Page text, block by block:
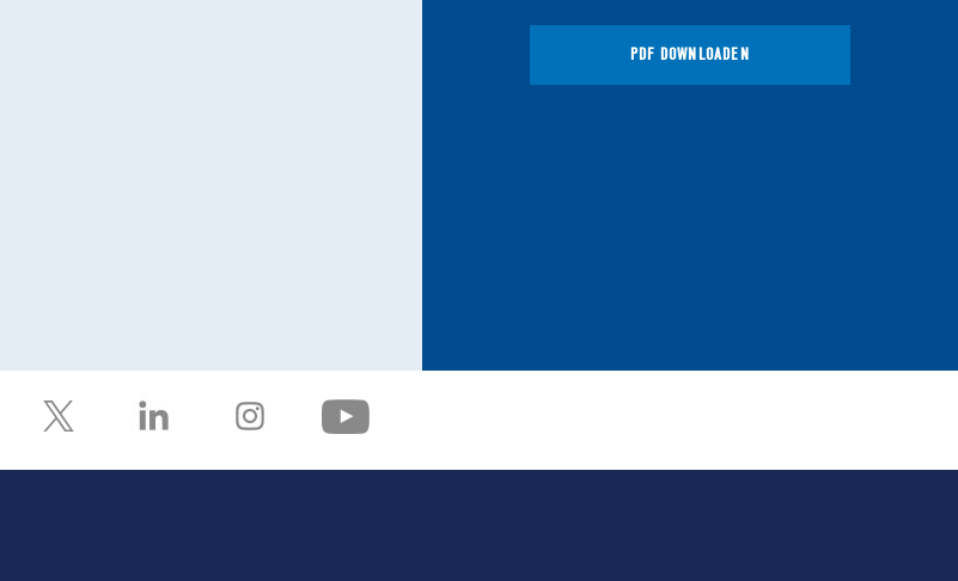
PDF DOWNLOADEN